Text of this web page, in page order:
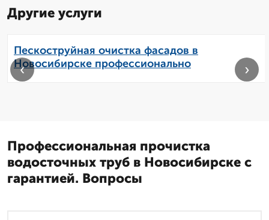
Другие услуги
Пескоструйная очистка фасадов в
Новосибирске профессионально
‹ ›
Профессиональная прочистка
водосточных труб в Новосибирске с
гарантией. Вопросы